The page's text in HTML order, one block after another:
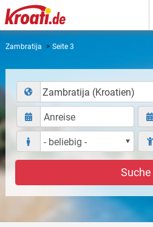
Zambratija Seite 3
Zambratija (Kroatien)
Suche